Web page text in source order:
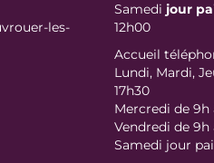
les-
Samedi jour
12h00
Accueil
Lundi, Mardi,
17h30
Mercredi de 9h
Vendredi de 9h
Samedi jour